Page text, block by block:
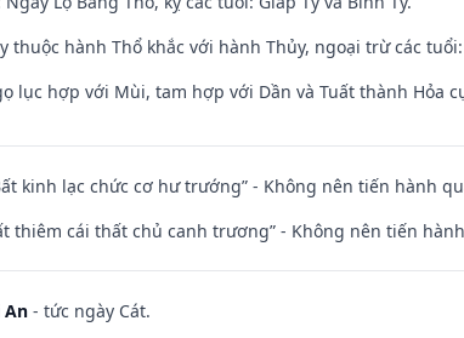
thuộc hành Thổ khắc với hành Thủy, ngoại trừ các
lục hợp với Mùi, tam hợp với Dần và Tuất thành Hỏa
kinh lạc chức cơ hư trướng” - Không nên tiến hành
thiêm cái thất chủ canh trương” - Không nên tiến
An - tức ngày Cát.